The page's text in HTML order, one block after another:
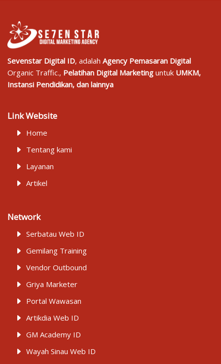
Sevenstar Digital ID, adalah Agency Pemasaran Digital
Organic Traffic., Pelatihan Digital Marketing untuk UMKM,
Instansi Pendidikan, dan lainnya
Link Website
Home
Tentang kami
Layanan
Artikel
Network
Serbatau Web ID
Gemilang Training
Vendor Outbound
Griya Marketer
Portal Wawasan
Artikdia Web ID
GM Academy ID
Wayah Sinau Web ID